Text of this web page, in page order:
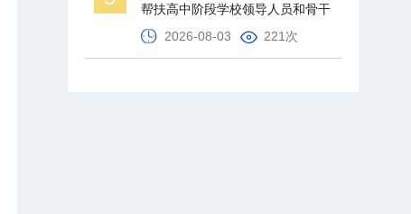
帮扶高中阶段学校领导人员和骨干
教师培训班在北京师范大学举办
2026-08-03 221次